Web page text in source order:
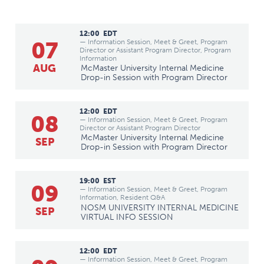
07
AUG
12:00 EDT
— Information Session, Meet & Greet, Program
Director or Assistant Program Director, Program
Information
McMaster University Internal Medicine
Drop-in Session with Program Director
08
SEP
12:00
EDT
— Information Session, Meet & Greet, Program
Director or Assistant Program Director
McMaster University Internal Medicine
Drop-in Session with Program Director
09
SEP
19:00
EST
— Information Session, Meet & Greet, Program
Information, Resident Q&A
NOSM UNIVERSITY INTERNAL MEDICINE
VIRTUAL INFO SESSION
12:00 EDT
— Information Session, Meet & Greet, Program